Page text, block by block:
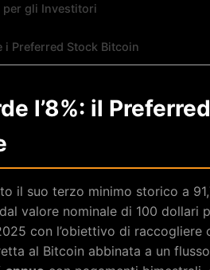
per gli Investitori
i Preferred Stock Bitcoin
l’8%: il
il suo terzo minimo storico a
valore nominale di 100 dollari
con l’obiettivo di
al Bitcoin abbinata a un